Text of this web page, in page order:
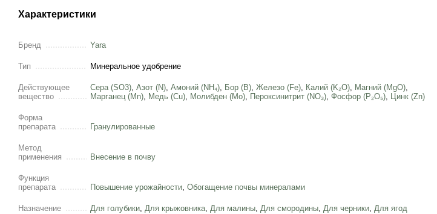
Характеристики
Бренд Yara
Тип Минеральное удобрение
Действующее
вещество
Cера (SO3), Азот (N), Амоний (NH₄), Бор (B), Железо (Fe), Калий (K₂O), Магний (MgO),
Марганец (Mn), Медь (Cu), Молибден (Mo), Пероксинитрит (NO₃), Фосфор (Р₂О₅), Цинк (Zn)
Форма
препарата
Гранулированные
Метод
применения
Внесение в почву
Функция
препарата
Повышение урожайности, Обогащение почвы минералами
Назначение Для голубики, Для крыжовника, Для малины, Для смородины, Для черники, Для ягод